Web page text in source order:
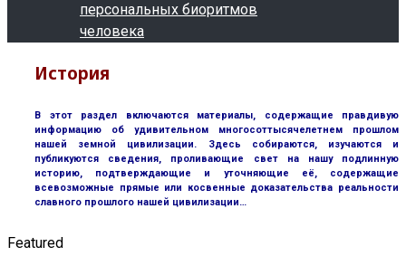
персональных биоритмов
человека
История
В этот раздел включаются материалы, содержащие правдивую
информацию об удивительном многосоттысячелетнем прошлом
нашей земной цивилизации. Здесь собираются, изучаются и
публикуются сведения, проливающие свет на нашу подлинную
историю, подтверждающие и уточняющие её, содержащие
всевозможные прямые или косвенные доказательства реальности
славного прошлого нашей цивилизации…
Featured